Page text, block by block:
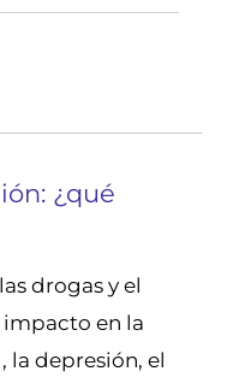
¿qué
drogas y el
en la
la depresión, el